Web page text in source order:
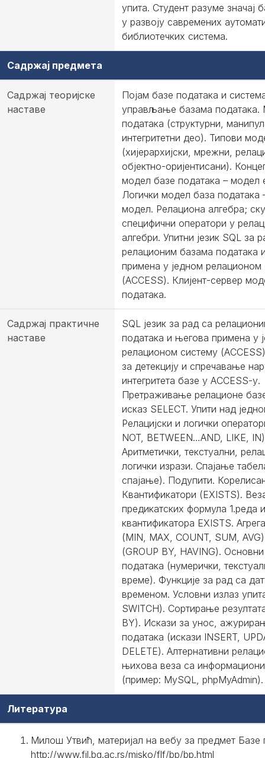
упита. Студент разуме значај
у развоју савремених
библиотечких система.
Садржај предмета
Садржај теоријске
наставе
Појам базе података и
управљање базама података.
података (структурни,
интегритетни део). Типови
(хијерархијски, мрежни,
објектно-оријентисани).
модел базе података – модел
Логички модел база података
модел. Релациона алгебра;
специфични оператори у
алгебри. Упитни језик SQL за
релационим базама података
примена у једном релационом
(ACCESS). Клијент-сервер
података.
Садржај практичне
наставе
SQL језик за рад са
података и његова примена у
релационом систему
за детекцију и спречавање
интегритета базе у ACCESS-у.
Претраживање релационе
исказ SELECT. Упити над
Релацијски и логички
NOT, BETWEEN…AND, LIKE,
Аритметички, текстуални,
логички изрази. Спајање
спајање). Подупити.
Квантификатори (EXISTS).
предикатских формула 1.реда и
квантификатора EXISTS.
(MIN, MAX, COUNT, SUM,
(GROUP BY, HAVING).
података (нумерички,
време). Функције за рад са
временом. Условни излаз
SWITCH). Сортирање
BY). Искази за унос,
података (искази INSERT,
DELETE). Алтернативни
њихова веза са
(пример: MySQL, phpMyAdmin).
Литература
Милош Утвић, материјал на вебу за предмет Базе
http://www.fil.bg.ac.rs/misko/flf/bp/bp.html